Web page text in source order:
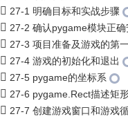
27-1 明确目标和实战步骤
27-2 确认pygame模块正确
27-3 项目准备及游戏的第
27-4 游戏的初始化和退出
27-5 pygame的坐标系
27-6 pygame.Rect描述矩
27-7 创建游戏窗口和游戏